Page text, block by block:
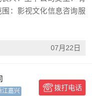
：影视文化信息咨询服
07月22日
江嘉兴 拨打电话